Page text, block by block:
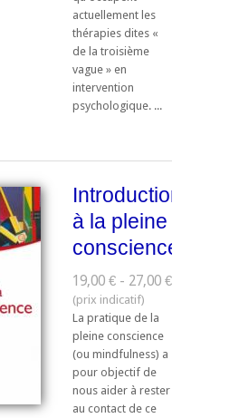
actuellement les
thérapies dites «
de la troisième
vague » en
intervention
psychologique. ...
Introduction
à la pleine
conscience
19,00 € - 27,00 €
La pratique de la
pleine conscience
(ou mindfulness) a
pour objectif de
nous aider à rester
au contact de ce